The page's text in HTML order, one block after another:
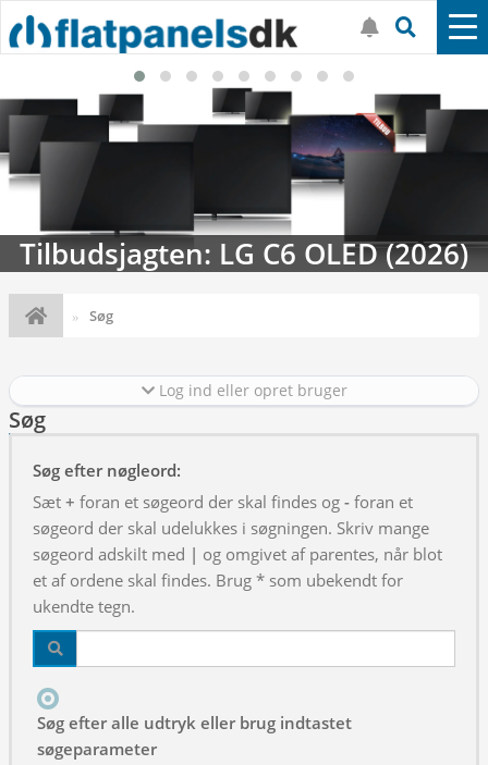
(2026) Streaming-kalenderen:
Søg
Log ind eller opret bruger
Søg
Søg efter nøgleord:
Sæt + foran et søgeord der skal findes og - foran et
søgeord der skal udelukkes i søgningen. Skriv mange
søgeord adskilt med | og omgivet af parentes, når blot
et af ordene skal findes. Brug * som ubekendt for
ukendte tegn.
Søg efter alle udtryk eller brug indtastet
søgeparameter